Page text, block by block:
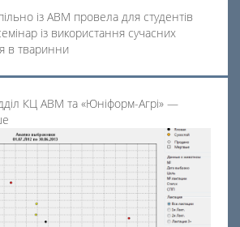
із АВМ провела для студентів
із використання сучасних
в тваринни
КЦ АВМ та «Юніформ-Агрі» —